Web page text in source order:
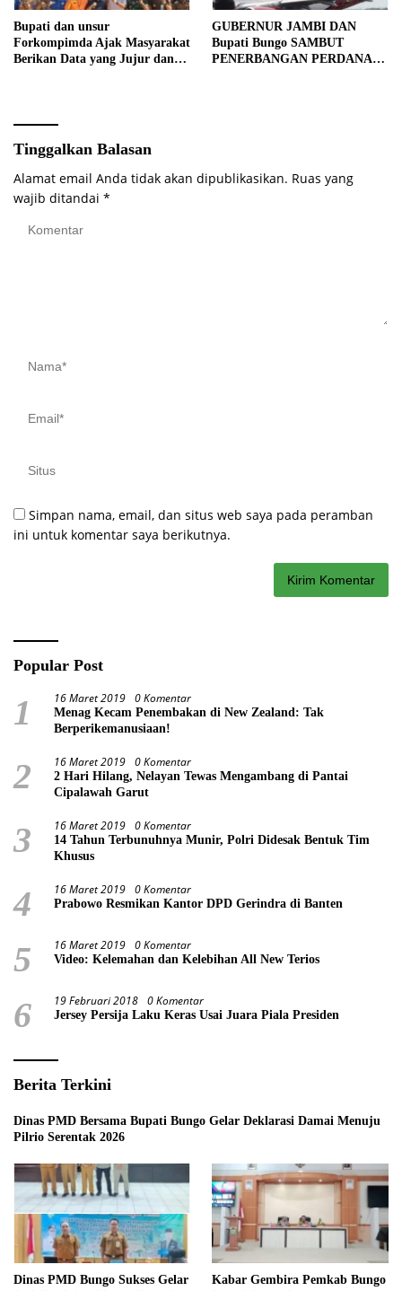
Bupati dan unsur
Forkompimda Ajak Masyarakat
Berikan Data yang Jujur dan
GUBERNUR JAMBI DAN
Bupati Bungo SAMBUT
PENERBANGAN PERDANA
Tinggalkan Balasan
Alamat email Anda tidak akan dipublikasikan. Ruas yang
wajib ditandai *
Simpan nama, email, dan situs web saya pada peramban
ini untuk komentar saya berikutnya.
Popular Post
1 16 Maret 2019 0 Komentar
Menag Kecam Penembakan di New Zealand: Tak
Berperikemanusiaan!
2 16 Maret 2019 0 Komentar
2 Hari Hilang, Nelayan Tewas Mengambang di Pantai
Cipalawah Garut
3 16 Maret 2019 0 Komentar
14 Tahun Terbunuhnya Munir, Polri Didesak Bentuk Tim
Khusus
4 16 Maret 2019 0 Komentar
Prabowo Resmikan Kantor DPD Gerindra di Banten
5 16 Maret 2019 0 Komentar
Video: Kelemahan dan Kelebihan All New Terios
6 19 Februari 2018 0 Komentar
Jersey Persija Laku Keras Usai Juara Piala Presiden
Berita Terkini
Dinas PMD Bersama Bupati Bungo Gelar Deklarasi Damai Menuju
Pilrio Serentak 2026
Dinas PMD Bungo Sukses Gelar
Kabar Gembira Pemkab Bungo